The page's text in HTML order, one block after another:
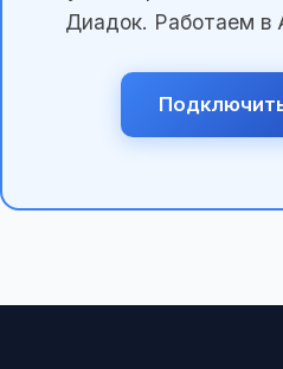
Диадок. Работаем в